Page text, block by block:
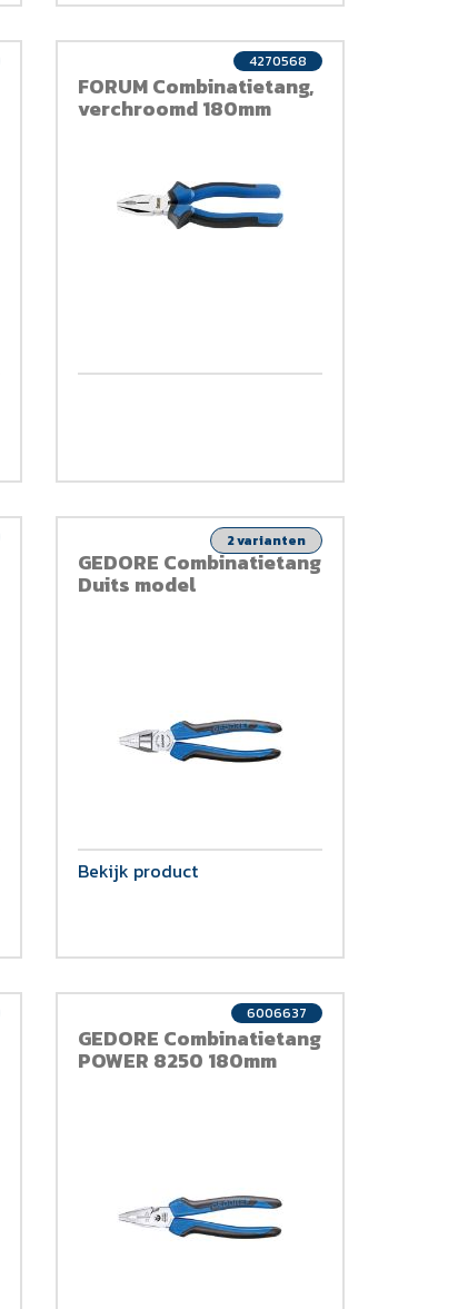
FORUM Combinatietang,
verchroomd 180mm
4270568
GEDORE Combinatietang
Duits model
2 varianten
Bekijk product
GEDORE Combinatietang
POWER 8250 180mm
6006637